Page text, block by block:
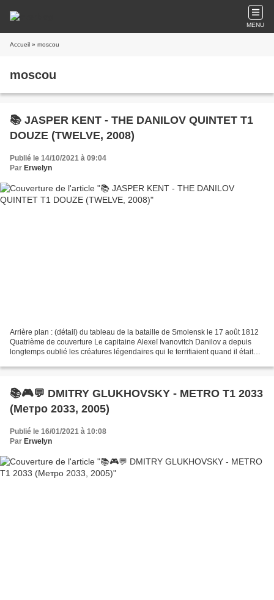
MENU
Accueil » moscou
moscou
📚 JASPER KENT - THE DANILOV QUINTET T1
DOUZE (TWELVE, 2008)
Publié le 14/10/2021 à 09:04
Par Erwelyn
Arrière plan : (détail) du tableau de la bataille de Smolensk le 17 août 1812
Quatrième de couverture Le capitaine Alexeï Ivanovitch Danilov a depuis
longtemps oublié les créatures légendaires qui le terrifiaient quand il était
📚🎮💬 DMITRY GLUKHOVSKY - METRO T1 2033
(Метро 2033, 2005)
Publié le 16/01/2021 à 10:08
Par Erwelyn